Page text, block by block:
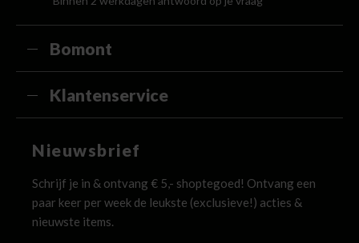
Bomont
Klantenservice
Nieuwsbrief
Schrijf je in & ontvang € 5,- shoptegoed! Ontvang een
paar keer per week de leukste (exclusieve!) acties &
nieuwste items.